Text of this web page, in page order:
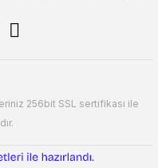
256bit SSL sertifikası ile
e-